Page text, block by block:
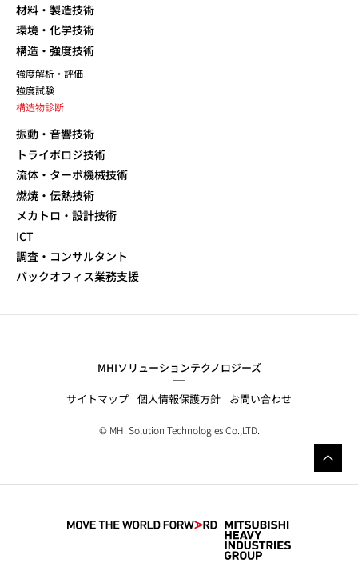
材料・製造技術
環境・化学技術
構造・強度技術
強度解析・評価
強度試験
構造物診断
振動・音響技術
トライボロジ技術
流体・ターボ機械技術
燃焼・伝熱技術
メカトロ・設計技術
ICT
調査・コンサルタント
バックオフィス業務支援
MHIソリューションテクノロジーズ
サイトマップ 個人情報保護方針 お問い合わせ
© MHI Solution Technologies Co.,LTD.